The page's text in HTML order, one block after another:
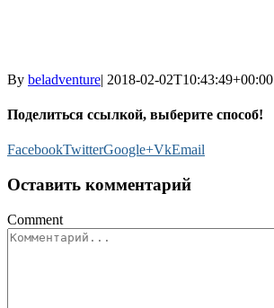
By beladventure| 2018-02-02T10:43:49+00:00
Поделиться ссылкой, выберите способ!
FacebookTwitterGoogle+VkEmail
Оставить комментарий
Comment